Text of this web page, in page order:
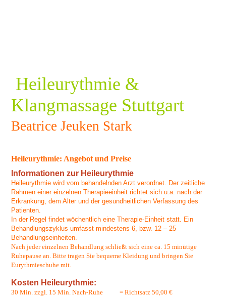
Heileurythmie &
Klangmassage Stuttgart
Beatrice Jeuken Stark
Heileurythmie: Angebot und Preise
Informationen zur Heileurythmie
Heileurythmie wird vom behandelnden Arzt verordnet. Der zeitliche
Rahmen einer einzelnen Therapieeinheit richtet sich u.a. nach der
Erkrankung, dem Alter und der gesundheitlichen Verfassung des
Patienten.
In der Regel findet wöchentlich eine Therapie-Einheit statt. Ein
Behandlungszyklus umfasst mindestens 6, bzw. 12 – 25
Behandlungseinheiten.
Nach jeder einzelnen Behandlung schließt sich eine ca. 15 minütige
Ruhepause an. Bitte tragen Sie bequeme Kleidung und bringen Sie
Eurythmieschuhe mit.
Kosten Heileurythmie:
30 Min. zzgl. 15 Min. Nach-Ruhe = Richtsatz 50,00 €